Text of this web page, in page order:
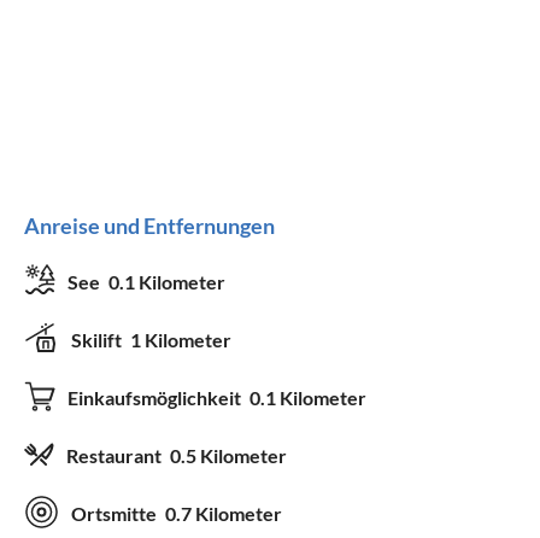
Anreise und Entfernungen
See 0.1 Kilometer
Skilift 1 Kilometer
Einkaufsmöglichkeit 0.1 Kilometer
Restaurant 0.5 Kilometer
Ortsmitte 0.7 Kilometer